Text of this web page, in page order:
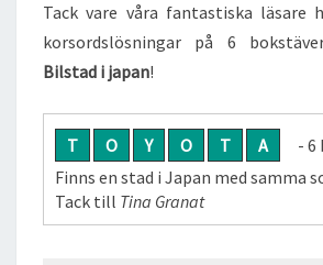
Tack vare våra fantastiska läsare
korsordslösningar på 6
Bilstad i japan!
T O Y O T A
- 6
Finns en stad i Japan med samma
Tack till Tina Granat